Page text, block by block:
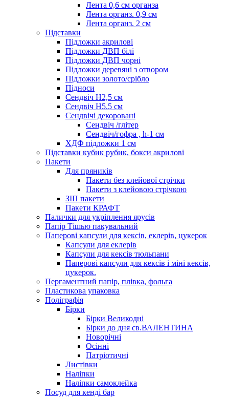
Лента 0,6 см органза
Лента органз. 0,9 см
Лента органз. 2 см
Підставки
Підложки акрилові
Підложки ДВП білі
Підложки ДВП чорні
Підложки деревяні з отвором
Підложки золото/срібло
Підноси
Сендвіч H2,5 см
Сендвіч H5.5 см
Сендвічі декоровані
Сендвіч /глітер
Сендвіч/гофра , h-1 см
ХДФ підложки 1 см
Підставки кубик рубик, бокси акрилові
Пакети
Для пряників
Пакети без клейової стрічки
Пакети з клейовою стрічкою
ЗІП пакети
Пакети КРАФТ
Палички для укріплення ярусів
Папір Тішью пакувальний
Паперові капсули для кексів, еклерів, цукерок
Капсули для еклерів
Капсули для кексів тюльпани
Паперові капсули для кексів і міні кексів,
цукерок.
Пергаментний папір, плівка, фольга
Пластикова упаковка
Поліграфія
Бірки
Бірки Великодні
Бірки до дня св.ВАЛЕНТИНА
Новорічні
Осінні
Патріотичні
Листівки
Наліпки
Наліпки самоклейка
Посуд для кенді бар